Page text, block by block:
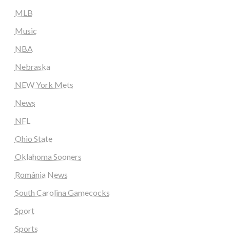
MLB
Music
NBA
Nebraska
NEW York Mets
News
NFL
Ohio State
Oklahoma Sooners
România News
South Carolina Gamecocks
Sport
Sports